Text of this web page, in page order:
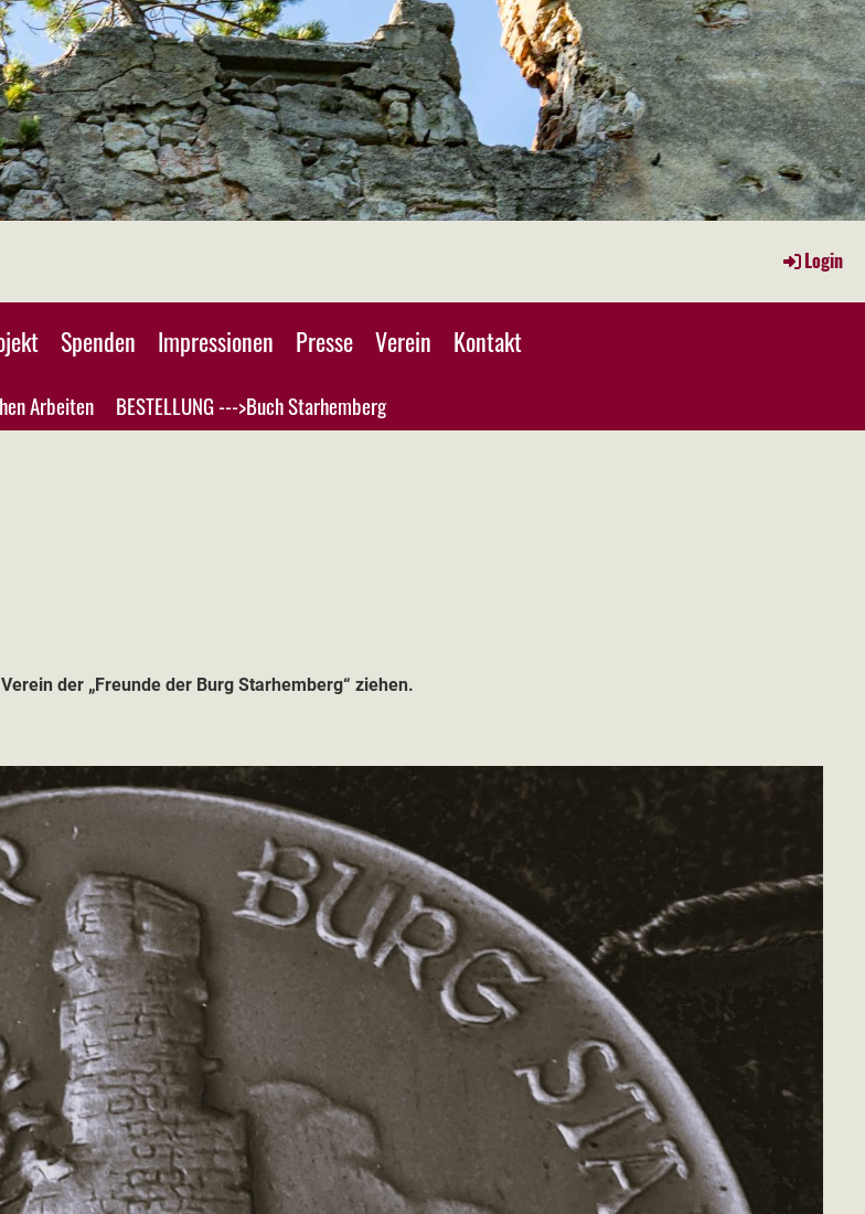
Login
Spenden Impressionen Presse Verein Kontakt
Arbeiten BESTELLUNG --->Buch Starhemberg
der „Freunde der Burg Starhemberg“ ziehen.